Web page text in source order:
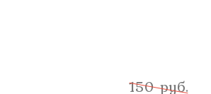
150 руб.